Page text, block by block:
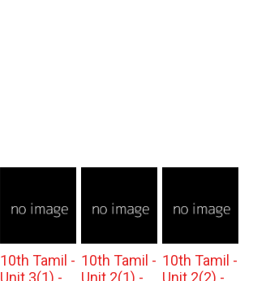
10th Tamil -
Unit 3(1) -
10th Tamil -
Unit 2(1) -
10th Tamil -
Unit 2(2) -